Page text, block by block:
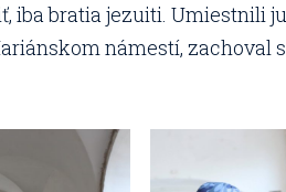
iba bratia jezuiti. Umiestnili
námestí, zachoval